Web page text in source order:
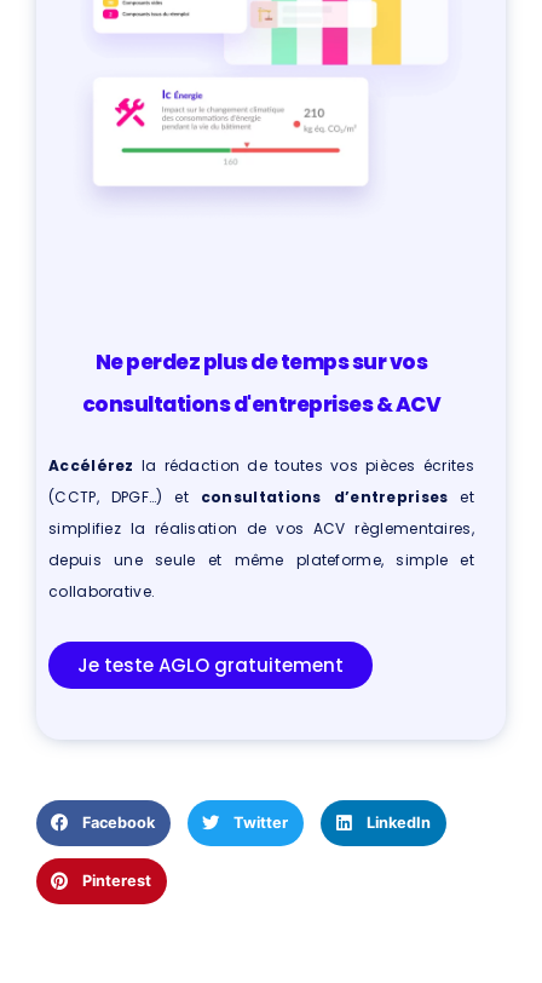
Ne perdez plus de temps sur vos
consultations d'entreprises & ACV
Accélérez la rédaction de toutes vos pièces écrites
(CCTP, DPGF…) et consultations d’entreprises et
simplifiez la réalisation de vos ACV règlementaires,
depuis une seule et même plateforme, simple et
collaborative.
Je teste AGLO gratuitement
Facebook Twitter LinkedIn
Pinterest